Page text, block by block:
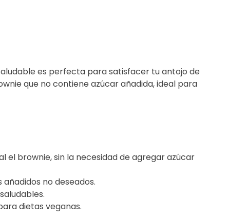
es perfecta para satisfacer tu antojo de
que no contiene azúcar añadida, ideal para
brownie, sin la necesidad de agregar azúcar
no deseados.
dietas veganas.